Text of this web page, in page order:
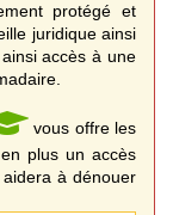
protégé et
juridique ainsi
accès à une
vous offre les
plus un accès
à dénouer